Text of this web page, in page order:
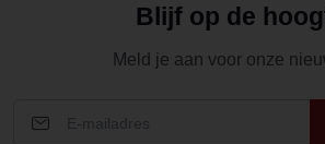
Blijf op de
Meld je aan voor onze